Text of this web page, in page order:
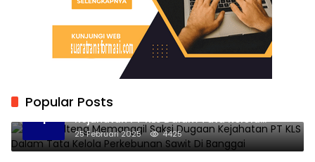
Popular Posts
1
Kejati Sulteng Memanggil Saksi Dugaan
Kejahatan PT KLS Dalam Tata Kelola
Perkebunan Sawit Di Banggai
25 Februari 2025 4425